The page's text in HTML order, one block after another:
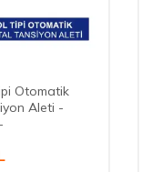
Otomatik
Aleti -